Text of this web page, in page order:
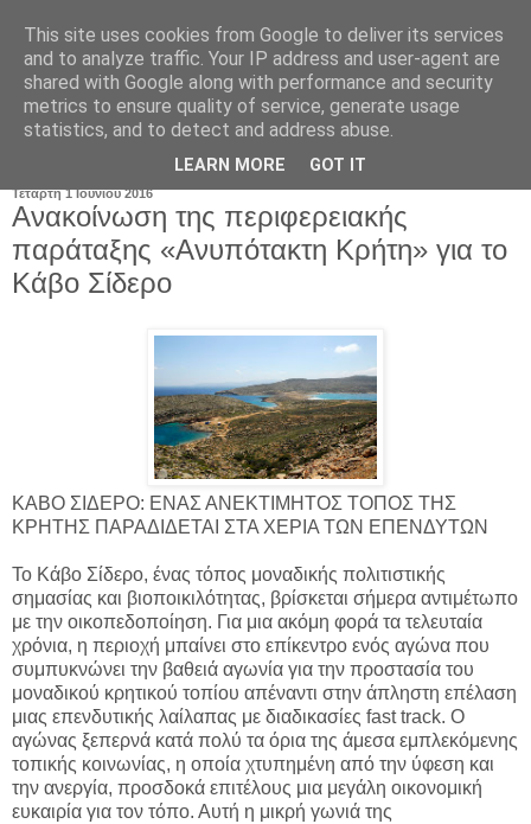
Τετάρτη 1 Ιουνίου 2016
Ανακοίνωση της περιφερειακής
παράταξης «Ανυπότακτη Κρήτη» για το
Κάβο Σίδερο
ΚΑΒΟ ΣΙΔΕΡΟ: ΕΝΑΣ ΑΝΕΚΤΙΜΗΤΟΣ ΤΟΠΟΣ ΤΗΣ
ΚΡΗΤΗΣ ΠΑΡΑΔΙΔΕΤΑΙ ΣΤΑ ΧΕΡΙΑ ΤΩΝ ΕΠΕΝΔΥΤΩΝ
Το Κάβο Σίδερο, ένας τόπος μοναδικής πολιτιστικής
σημασίας και βιοποικιλότητας, βρίσκεται σήμερα αντιμέτωπο
με την οικοπεδοποίηση. Για μια ακόμη φορά τα τελευταία
χρόνια, η περιοχή μπαίνει στο επίκεντρο ενός αγώνα που
συμπυκνώνει την βαθειά αγωνία για την προστασία του
μοναδικού κρητικού τοπίου απέναντι στην άπληστη επέλαση
μιας επενδυτικής λαίλαπας με διαδικασίες fast track. Ο
αγώνας ξεπερνά κατά πολύ τα όρια της άμεσα εμπλεκόμενης
τοπικής κοινωνίας, η οποία χτυπημένη από την ύφεση και
την ανεργία, προσδοκά επιτέλους μια μεγάλη οικονομική
ευκαιρία για τον τόπο. Αυτή η μικρή γωνιά της
This site uses cookies from Google to deliver its services
and to analyze traffic. Your IP address and user-agent are
shared with Google along with performance and security
metrics to ensure quality of service, generate usage
statistics, and to detect and address abuse.
LEARN MORE GOT IT